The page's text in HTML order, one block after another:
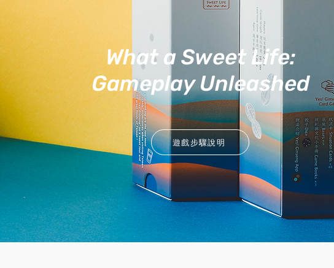
What a Sweet Life:
Gameplay Unleashed
遊戲步驟說明